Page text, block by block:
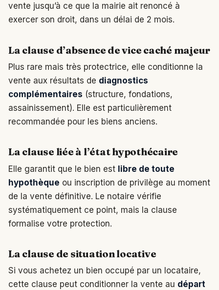
vente jusqu’à ce que la mairie ait renoncé à
exercer son droit, dans un délai de 2 mois.
La clause d’absence de vice caché majeur
Plus rare mais très protectrice, elle conditionne la
vente aux résultats de diagnostics
complémentaires (structure, fondations,
assainissement). Elle est particulièrement
recommandée pour les biens anciens.
La clause liée à l’état hypothécaire
Elle garantit que le bien est libre de toute
hypothèque ou inscription de privilège au moment
de la vente définitive. Le notaire vérifie
systématiquement ce point, mais la clause
formalise votre protection.
La clause de situation locative
Si vous achetez un bien occupé par un locataire,
cette clause peut conditionner la vente au départ